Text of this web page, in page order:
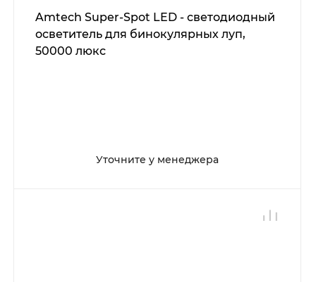
Amtech Super-Spot LED - светодиодный
осветитель для бинокулярных луп,
50000 люкс
Уточните у менеджера